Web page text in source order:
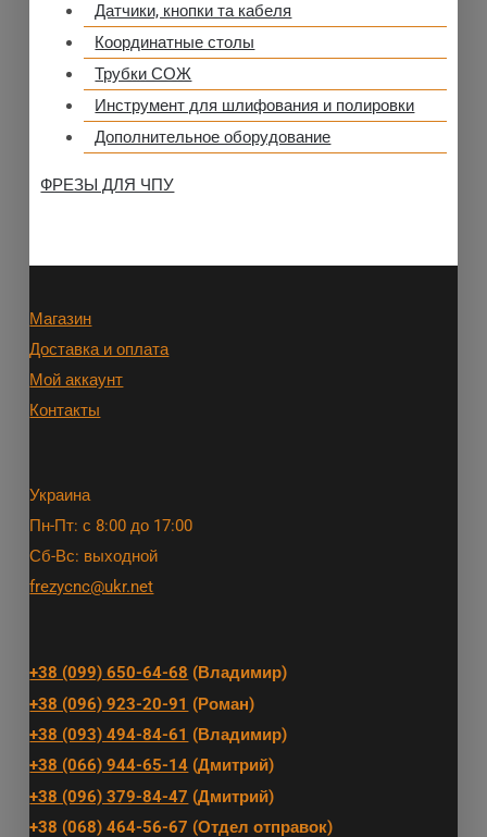
Датчики, кнопки та кабеля
Координатные столы
Трубки СОЖ
Инструмент для шлифования и полировки
Дополнительное оборудование
ФРЕЗЫ ДЛЯ ЧПУ
Магазин
Доставка и оплата
Мой аккаунт
Контакты
Украина
Пн-Пт: с 8:00 до 17:00
Сб-Вс: выходной
frezycnc@ukr.net
+38 (099) 650-64-68 (Владимир)
+38 (096) 923-20-91 (Роман)
+38 (093) 494-84-61 (Владимир)
+38 (066) 944-65-14 (Дмитрий)
+38 (096) 379-84-47 (Дмитрий)
+38 (068) 464-56-67 (Отдел отправок)